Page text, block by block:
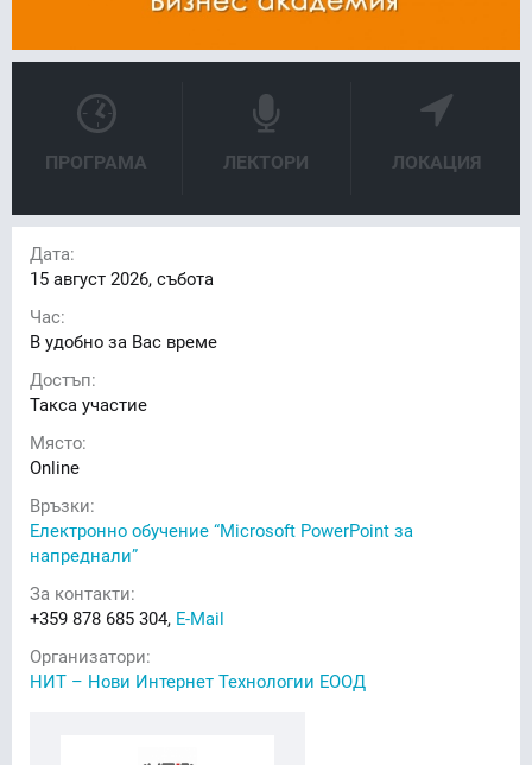
ПРОГРАМА ЛЕКТОРИ ЛОКАЦИЯ
Дата:
15 август 2026, събота
Час:
В удобно за Вас време
Достъп:
Такса участие
Място:
Online
Връзки:
Електронно обучение “Microsoft PowerPoint за
напреднали”
За контакти:
+359 878 685 304, E-Mail
Организатори:
НИТ – Нови Интернет Технологии ЕООД